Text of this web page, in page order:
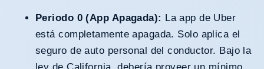
Periodo 0 (App Apagada): La app de Uber
está completamente apagada. Solo aplica el
seguro de auto personal del conductor. Bajo la